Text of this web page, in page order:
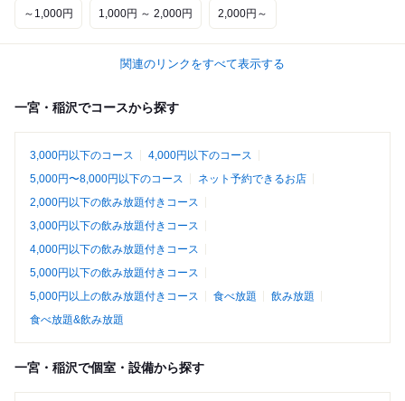
～1,000円 1,000円 ～ 2,000円 2,000円～
関連のリンクをすべて表示する
一宮・稲沢でコースから探す
3,000円以下のコース
4,000円以下のコース
5,000円〜8,000円以下のコース
ネット予約できるお店
2,000円以下の飲み放題付きコース
3,000円以下の飲み放題付きコース
4,000円以下の飲み放題付きコース
5,000円以下の飲み放題付きコース
5,000円以上の飲み放題付きコース
食べ放題
飲み放題
食べ放題&飲み放題
一宮・稲沢で個室・設備から探す